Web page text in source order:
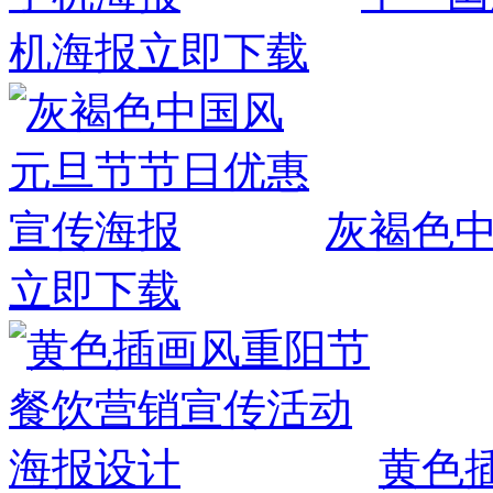
机海报立即下载
灰褐色
立即下载
黄色